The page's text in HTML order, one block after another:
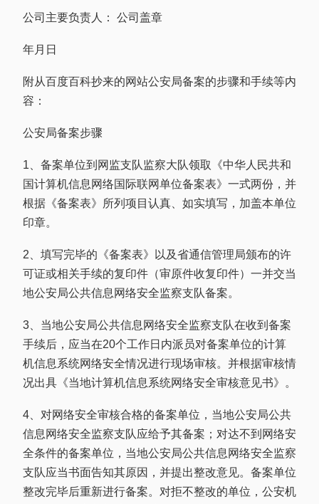
公司主要负责人： 公司盖章
年月日
附从百度百科抄来的网站公安局备案的步骤和手续等内
容：
公安局备案步骤
1、备案单位到网监支队监察大队领取《中华人民共和
国计算机信息网络国际联网单位备案表》一式两份，并
根据《备案表》所列项目认真、如实填写，加盖本单位
印章。
2、填写完毕的《备案表》以及省通信管理局颁布的许
可证或相关手续的复印件（审原件收复印件）一并交当
地公安局公共信息网络安全监察支队备案。
3、当地公安局公共信息网络安全监察支队在收到备案
手续后，应当在20个工作日内派员对备案单位的计算
机信息系统网络安全情况进行现场审核。并根据审核情
况出具《当地计算机信息系统网络安全审核意见书》。
4、对网络安全审核合格的备案单位，当地公安局公共
信息网络安全监察支队应给予其备案；对达不到网络安
全条件的备案单位，当地公安局公共信息网络安全监察
支队应当书面告知其原因，并提出整改意见。备案单位
整改完毕后重新进行备案。对拒不整改的单位，公安机